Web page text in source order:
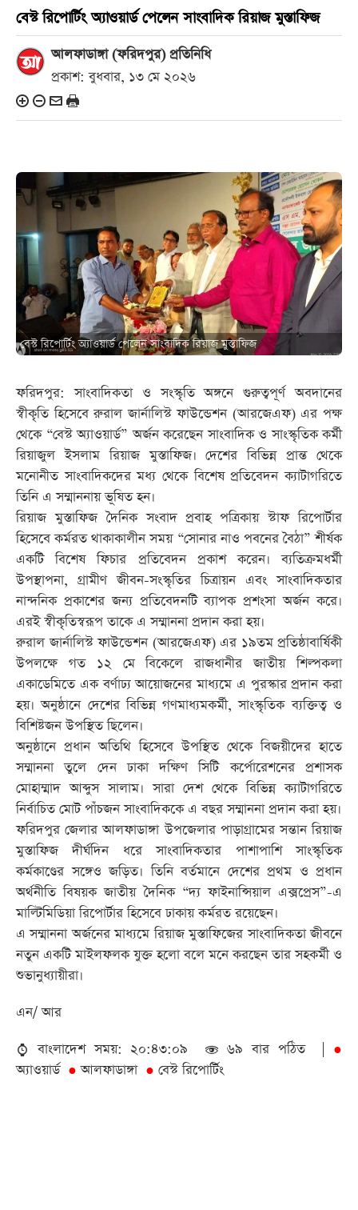
বেস্ট রিপোর্টিং অ্যাওয়ার্ড পেলেন সাংবাদিক রিয়াজ মুস্তাফিজ
আলফাডাঙ্গা (ফরিদপুর) প্রতিনিধি
প্রকাশ: বুধবার, ১৩ মে ২০২৬
বেস্ট রিপোর্টিং অ্যাওয়ার্ড পেলেন সাংবাদিক রিয়াজ মুস্তাফিজ
ফরিদপুর: সাংবাদিকতা ও সংস্কৃতি অঙ্গনে গুরুত্বপূর্ণ অবদানের
স্বীকৃতি হিসেবে রুরাল জার্নালিস্ট ফাউন্ডেশন (আরজেএফ) এর পক্ষ
থেকে “বেস্ট অ্যাওয়ার্ড” অর্জন করেছেন সাংবাদিক ও সাংস্কৃতিক কর্মী
রিয়াজুল ইসলাম রিয়াজ মুস্তাফিজ। দেশের বিভিন্ন প্রান্ত থেকে
মনোনীত সাংবাদিকদের মধ্য থেকে বিশেষ প্রতিবেদন ক্যাটাগরিতে
তিনি এ সম্মাননায় ভূষিত হন।
রিয়াজ মুস্তাফিজ দৈনিক সংবাদ প্রবাহ পত্রিকায় স্টাফ রিপোর্টার
হিসেবে কর্মরত থাকাকালীন সময় “সোনার নাও পবনের বৈঠা” শীর্ষক
একটি বিশেষ ফিচার প্রতিবেদন প্রকাশ করেন। ব্যতিক্রমধর্মী
উপস্থাপনা, গ্রামীণ জীবন-সংস্কৃতির চিত্রায়ন এবং সাংবাদিকতার
নান্দনিক প্রকাশের জন্য প্রতিবেদনটি ব্যাপক প্রশংসা অর্জন করে।
এরই স্বীকৃতিস্বরূপ তাকে এ সম্মাননা প্রদান করা হয়।
রুরাল জার্নালিস্ট ফাউন্ডেশন (আরজেএফ) এর ১৯তম প্রতিষ্ঠাবার্ষিকী
উপলক্ষে গত ১২ মে বিকেলে রাজধানীর জাতীয় শিল্পকলা
একাডেমিতে এক বর্ণাঢ্য আয়োজনের মাধ্যমে এ পুরস্কার প্রদান করা
হয়। অনুষ্ঠানে দেশের বিভিন্ন গণমাধ্যমকর্মী, সাংস্কৃতিক ব্যক্তিত্ব ও
বিশিষ্টজন উপস্থিত ছিলেন।
অনুষ্ঠানে প্রধান অতিথি হিসেবে উপস্থিত থেকে বিজয়ীদের হাতে
সম্মাননা তুলে দেন ঢাকা দক্ষিণ সিটি কর্পোরেশনের প্রশাসক
মোহাম্মাদ আব্দুস সালাম। সারা দেশ থেকে বিভিন্ন ক্যাটাগরিতে
নির্বাচিত মোট পাঁচজন সাংবাদিককে এ বছর সম্মাননা প্রদান করা হয়।
ফরিদপুর জেলার আলফাডাঙ্গা উপজেলার পাড়াগ্রামের সন্তান রিয়াজ
মুস্তাফিজ দীর্ঘদিন ধরে সাংবাদিকতার পাশাপাশি সাংস্কৃতিক
কর্মকাণ্ডের সঙ্গেও জড়িত। তিনি বর্তমানে দেশের প্রথম ও প্রধান
অর্থনীতি বিষয়ক জাতীয় দৈনিক “দ্য ফাইনান্সিয়াল এক্সপ্রেস”-এ
মাল্টিমিডিয়া রিপোর্টার হিসেবে ঢাকায় কর্মরত রয়েছেন।
এ সম্মাননা অর্জনের মাধ্যমে রিয়াজ মুস্তাফিজের সাংবাদিকতা জীবনে
নতুন একটি মাইলফলক যুক্ত হলো বলে মনে করছেন তার সহকর্মী ও
শুভানুধ্যায়ীরা।
এন/ আর
বাংলাদেশ সময়: ২০:৪৩:০৯
৬৯ বার পঠিত | ●
অ্যাওয়ার্ড ● আলফাডাঙ্গা ● বেস্ট রিপোর্টিং